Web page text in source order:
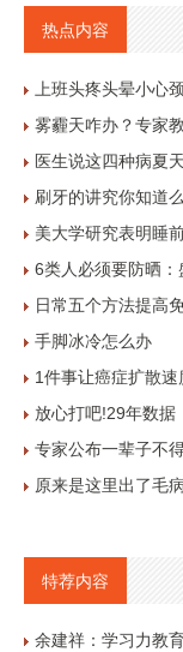
热点内容
上班头疼头晕小心
雾霾天咋办？专家
医生说这四种病夏
刷牙的讲究你知道么
美大学研究表明睡
6类人必须要防晒
日常五个方法提高
手脚冰冷怎么办
1件事让癌症扩散
放心打吧!29年数据
专家公布一辈子不
原来是这里出了毛
特荐内容
余建祥：学习力教